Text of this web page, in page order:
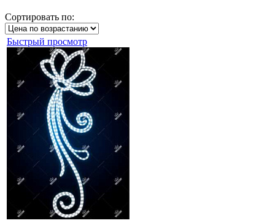
Сортировать по:
Быстрый просмотр